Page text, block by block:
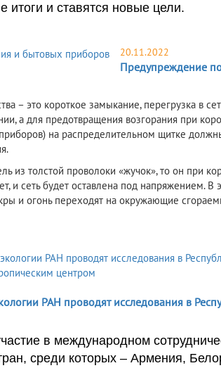
итоги и ставятся новые цели.
20.11.2022
Предупреждение
– это короткое замыкание, перегрузка в
а для предотвращения возгорания при
на распределительном щитке
из толстой проволоки «жучок», то он при
и сеть будет оставлена под напряжением. В
и огонь переходят на окружающие
РАН проводят исследования в
в международном
среди которых – Армения,